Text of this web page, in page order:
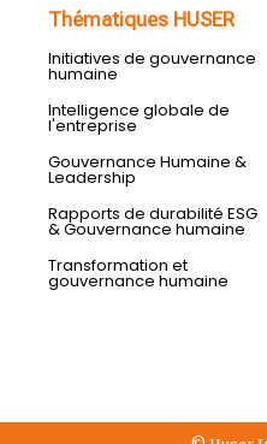
Thématiques HUSER
Initiatives de gouvernance
humaine
Intelligence globale de
l'entreprise
Gouvernance Humaine &
Leadership
Rapports de durabilité ESG
& Gouvernance humaine
Transformation et
gouvernance humaine